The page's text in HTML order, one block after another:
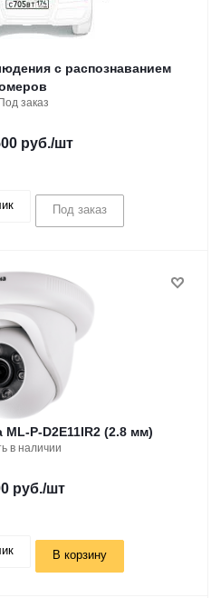
с распознаванием
Под заказ
руб./шт
Под заказ
ML-P-D2E11IR2 (2.8 мм)
в наличии
руб./шт
В корзину